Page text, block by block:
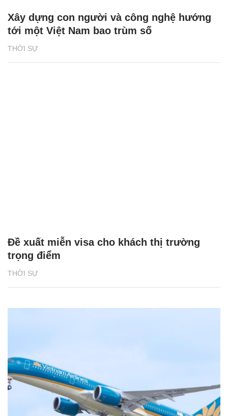
THỜI SỰ
Xây dựng con người và công nghệ hướng
tới một Việt Nam bao trùm số
THỜI SỰ
Đề xuất miễn visa cho khách thị trường
trọng điểm